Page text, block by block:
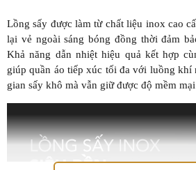
Lồng sấy được làm từ chất liệu inox cao
lại vẻ ngoài sáng bóng đồng thời đảm
Khả năng dẫn nhiệt hiệu quả kết hợp
giúp quần áo tiếp xúc tối đa với luồng khí
gian sấy khô mà vẫn giữ được độ mềm